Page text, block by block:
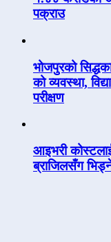
पक्राउ
भोजपुरको
को व्यवस्था,
परीक्षण
आइभरी
ब्राजिलसँग